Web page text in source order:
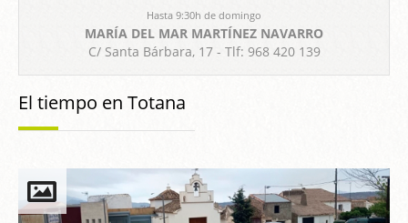
Hasta 9:30h de domingo
MARÍA DEL MAR MARTÍNEZ NAVARRO
C/ Santa Bárbara, 17 - Tlf: 968 420 139
El tiempo en Totana